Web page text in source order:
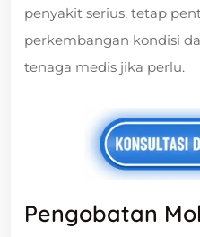
penyakit serius, tetap
perkembangan kondisi
tenaga medis jika perlu.
Pengobatan